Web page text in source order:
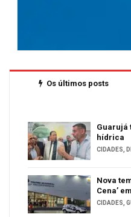
Os últimos posts
Guarujá
hídrica
CIDADES,
Nova
Cena’
CIDADES,